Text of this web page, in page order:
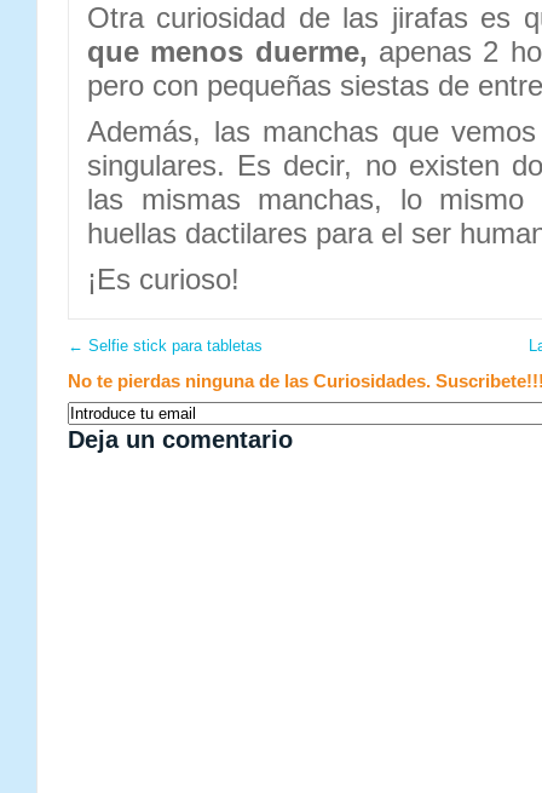
Otra curiosidad de las jirafas es
que menos duerme, apenas 2
pero con pequeñas siestas de
Además, las manchas que
singulares. Es decir, no existen
las mismas manchas, lo
huellas dactilares para el ser
¡Es curioso!
← Selfie stick para tabletas
No te pierdas ninguna de las Curiosidades.
Deja un comentario